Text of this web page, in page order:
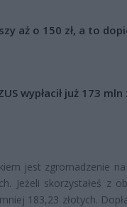
aż o 150 zł, a to
wypłacił już 173 mln
jest zgromadzenie
Jeżeli skorzystałeś z
183,23 złotych.